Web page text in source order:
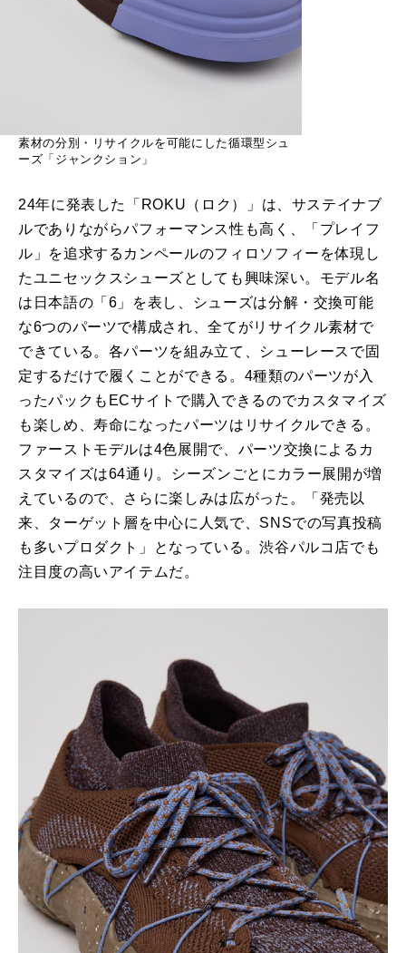
素材の分別・リサイクルを可能にした循環型シュ
ーズ「ジャンクション」
24年に発表した「ROKU（ロク）」は、サステイナブ
ルでありながらパフォーマンス性も高く、「プレイフ
ル」を追求するカンペールのフィロソフィーを体現し
たユニセックスシューズとしても興味深い。モデル名
は日本語の「6」を表し、シューズは分解・交換可能
な6つのパーツで構成され、全てがリサイクル素材で
できている。各パーツを組み立て、シューレースで固
定するだけで履くことができる。4種類のパーツが入
ったパックもECサイトで購入できるのでカスタマイズ
も楽しめ、寿命になったパーツはリサイクルできる。
ファーストモデルは4色展開で、パーツ交換によるカ
スタマイズは64通り。シーズンごとにカラー展開が増
えているので、さらに楽しみは広がった。「発売以
来、ターゲット層を中心に人気で、SNSでの写真投稿
も多いプロダクト」となっている。渋谷パルコ店でも
注目度の高いアイテムだ。